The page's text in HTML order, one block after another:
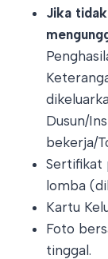
Jika
Dusun/
bekerja/
Sertifikat
lomba
Kartu
Foto
tinggal.